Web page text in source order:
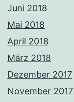
Juni 2018
Mai 2018
April 2018
März 2018
Dezember 2017
November 2017